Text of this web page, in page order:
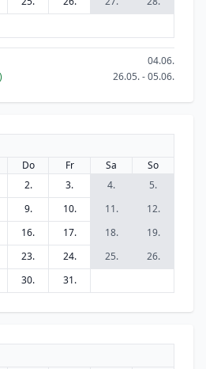
04.06.
26.05. - 05.06.
Do Fr Sa
So
2. 3. 4.
5.
9. 10. 11.
12.
16. 17. 18.
19.
23. 24. 25.
26.
30. 31.